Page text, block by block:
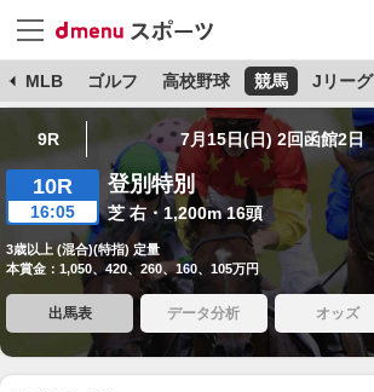
MLB ゴルフ 高校野球 競馬 Jリーグ
9R 7月15日(日) 2回函館2日
10R
16:05
登別特別
芝 右・1,200m 16頭
3歳以上 (混合)(特指) 定量
本賞金：1,050、420、260、160、105万円
出馬表 データ分析 オッズ